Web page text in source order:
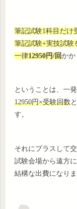
筆記試験1科目だけ
筆記試験+実技試験
一律1 2950円/回 かか
ということは、一
12950円×受験回数
す。
それにプラスして
試験会場から遠方
結構な出費になりま